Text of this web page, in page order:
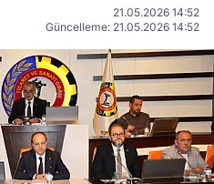
21.05.2026 14:52
Güncelleme: 21.05.2026 14:52